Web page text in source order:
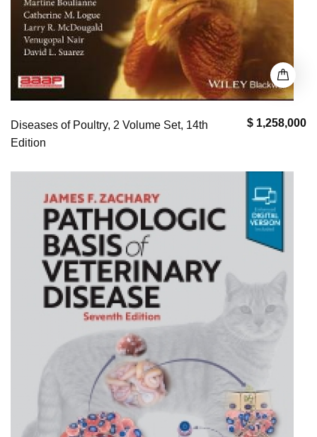
$ 1,258,000
Diseases of Poultry, 2 Volume Set, 14th
Edition